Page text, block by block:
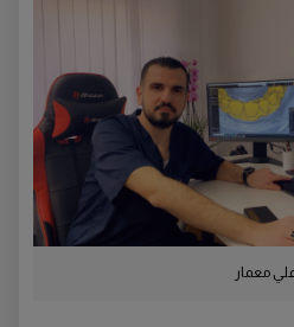
معمار